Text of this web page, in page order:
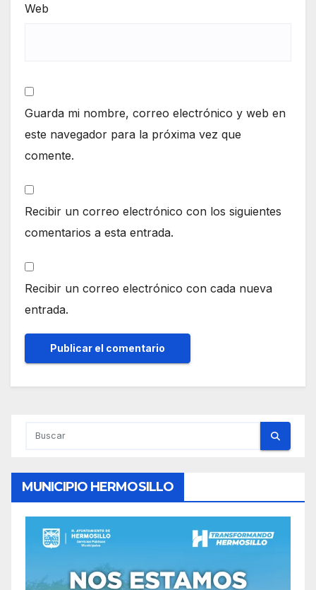
Web
Guarda mi nombre, correo electrónico y web en
este navegador para la próxima vez que
comente.
Recibir un correo electrónico con los siguientes
comentarios a esta entrada.
Recibir un correo electrónico con cada nueva
entrada.
MUNICIPIO HERMOSILLO